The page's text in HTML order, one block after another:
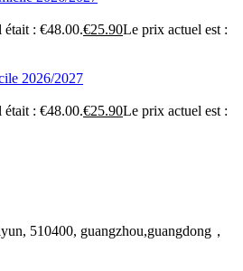
: €48.00.€25.90Le prix actuel est :
2026/2027
: €48.00.€25.90Le prix actuel est :
510400, guangzhou,guangdong，